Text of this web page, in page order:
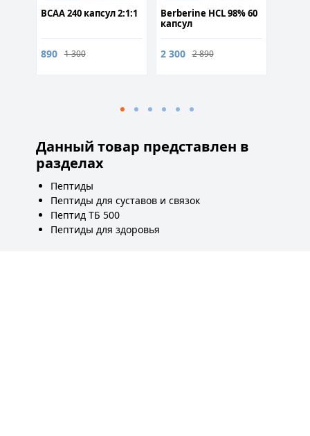
BCAA 240 капсул 2:1:1
890 1 300
Berberine HCL 98% 60
капсул
2 300 2 890
Данный товар представлен в
разделах
Пептиды
Пептиды для суставов и связок
Пептид ТБ 500
Пептиды для здоровья